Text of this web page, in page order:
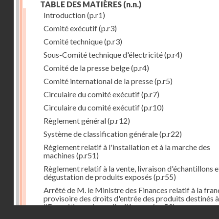
TABLE DES MATIÈRES (n.n.)
Introduction(p.r1)
Comité exécutif(p.r3)
Comité technique(p.r3)
Sous-Comité technique d'électricité(p.r4)
Comité de la presse belge(p.r4)
Comité international de la presse(p.r5)
Circulaire du comité exécutif(p.r7)
Circulaire du comité exécutif(p.r10)
Règlement général(p.r12)
Système de classification générale(p.r22)
Règlement relatif à l'installation et à la marche des
machines (p.r51)
Règlement relatif à la vente, livraison d'échantillons
dégustation de produits exposés (p.r55)
Arrêté de M. le Ministre des Finances relatif à la
provisoire des droits d'entrée des produits destinés à
l'Exposition universelle d'Anvers(p.r59)